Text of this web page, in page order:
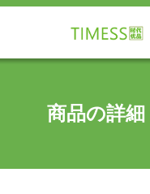
商品の詳細